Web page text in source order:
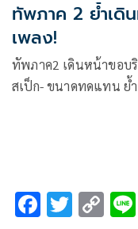
ทัพภาค 2 ย้ำเดิ
เพลง!
ทัพภาค2 เดินหน้าขอบ
สเป็ก- ขนาดทดแทน ย้ำ
F T C